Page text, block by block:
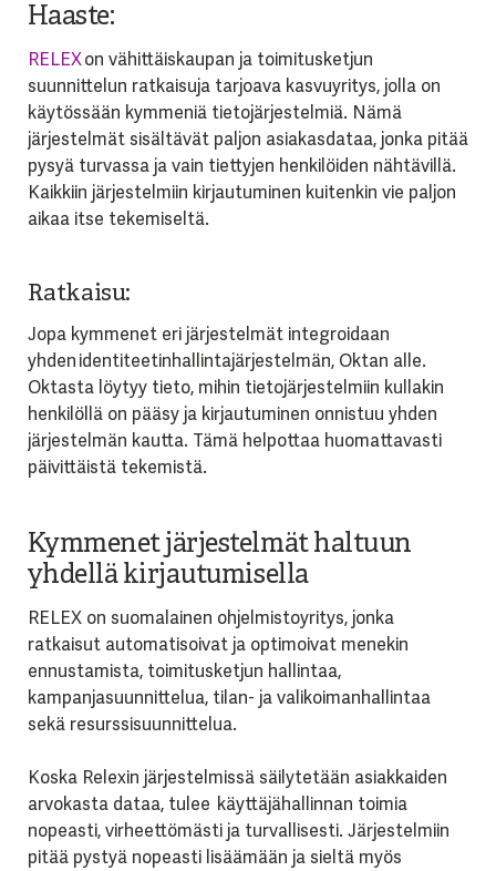
Haaste:
RELEXon vähittäiskaupan ja toimitusketjun
suunnittelun ratkaisuja tarjoava kasvuyritys, jolla on
käytössään kymmeniä tietojärjestelmiä. Nämä
järjestelmät sisältävät paljon asiakasdataa, jonka pitää
pysyä turvassa ja vain tiettyjen henkilöiden nähtävillä.
Kaikkiin järjestelmiin kirjautuminen kuitenkin vie paljon
aikaa itse tekemiseltä.
Ratkaisu:
Jopa kymmenet eri järjestelmät integroidaan
yhdenidentiteetinhallintajärjestelmän, Oktan alle.
Oktasta löytyy tieto, mihin tietojärjestelmiin kullakin
henkilöllä on pääsy ja kirjautuminen onnistuu yhden
järjestelmän kautta. Tämä helpottaa huomattavasti
päivittäistä tekemistä.
Kymmenet järjestelmät haltuun
yhdellä kirjautumisella
RELEX on suomalainen ohjelmistoyritys, jonka
ratkaisut automatisoivat ja optimoivat menekin
ennustamista, toimitusketjun hallintaa,
kampanjasuunnittelua, tilan- ja valikoimanhallintaa
sekä resurssisuunnittelua.
Koska Relexin järjestelmissä säilytetään asiakkaiden
arvokasta dataa, tulee käyttäjähallinnan toimia
nopeasti, virheettömästi ja turvallisesti. Järjestelmiin
pitää pystyä nopeasti lisäämään ja sieltä myös